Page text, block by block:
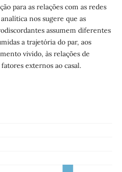
para as relações com as redes
nos sugere que as
assumem diferentes
a trajetória do par, aos
vivido, às relações de
externos ao casal.